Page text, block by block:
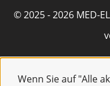
Wenn Sie auf "Alle
© 2025 - 2026 MED-